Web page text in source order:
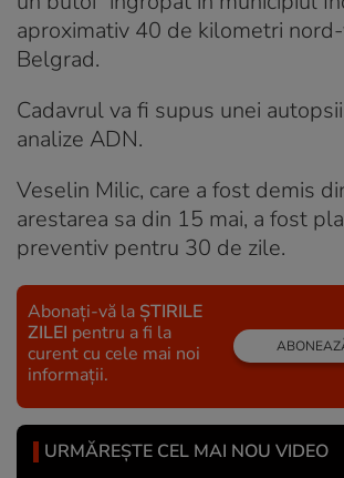
aproximativ 40 de kilometri
Belgrad.
Cadavrul va fi supus unei
analize ADN.
Veselin Milic, care a fost demis
arestarea sa din 15 mai, a fost
preventiv pentru 30 de zile.
Abonați-vă la ȘTIRILE
ZILEI pentru a fi la
curent cu cele mai noi
informații.
URMĂREȘTE CEL MAI NOU VIDEO